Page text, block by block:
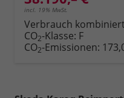
incl. 19% MwSt.
Verbrauch
CO2-Klasse: F
CO2-Emissionen: